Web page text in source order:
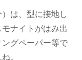
は、型に接地し
ナイトがはみ出
グペーパー等で
。